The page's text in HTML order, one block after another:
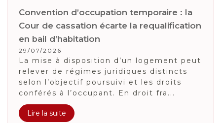
Convention d’occupation temporaire : la
Cour de cassation écarte la requalification
en bail d’habitation
29/07/2026
La mise à disposition d’un logement peut
relever de régimes juridiques distincts
selon l’objectif poursuivi et les droits
conférés à l’occupant. En droit fra...
Lire la suite